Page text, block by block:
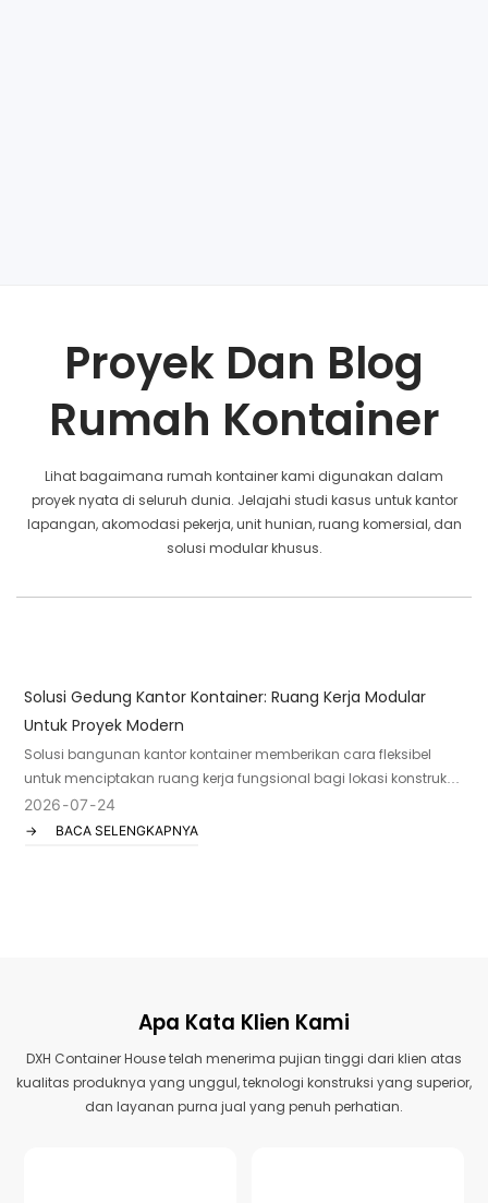
Proyek Dan Blog
Rumah Kontainer
Lihat bagaimana rumah kontainer kami digunakan dalam
proyek nyata di seluruh dunia. Jelajahi studi kasus untuk kantor
lapangan, akomodasi pekerja, unit hunian, ruang komersial, dan
solusi modular khusus.
Solusi Gedung Kantor Kontainer: Ruang Kerja Modular
Untuk Proyek Modern
Solusi bangunan kantor kontainer memberikan cara fleksibel
untuk menciptakan ruang kerja fungsional bagi lokasi konstruksi,
operasi pertambangan, fasilitas industri, proyek energi, dan lokasi
terpencil lainnya. Dengan menggabungkan unit kantor
2026 07 24
BACA SELENGKAPNYA
Apa Kata Klien Kami
DXH Container House telah menerima pujian tinggi dari klien atas
kualitas produknya yang unggul, teknologi konstruksi yang superior,
dan layanan purna jual yang penuh perhatian.